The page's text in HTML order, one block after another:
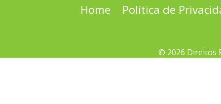
Home Política de
© 2026 Direitos